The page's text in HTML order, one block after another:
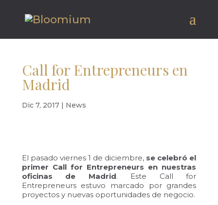
Call for Entrepreneurs en
Madrid
Dic 7, 2017| News
El pasado viernes 1 de diciembre, se celebró el
primer Call for Entrepreneurs en nuestras
oficinas de Madrid. Este Call for
Entrepreneurs estuvo marcado por grandes
proyectos y nuevas oportunidades de negocio.